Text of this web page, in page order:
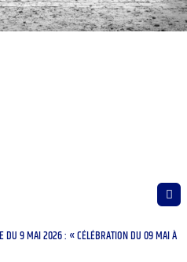
DU 9 MAI 2026 : « CÉLÉBRATION DU 09 MAI À